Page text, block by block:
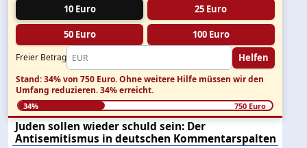
10 Euro
25 Euro
50 Euro 100 Euro
Freier Betrag Helfen
Stand: 34% von 750 Euro.Ohne weitere Hilfe müssen wir den
Umfang reduzieren.34% erreicht.
34% 750 Euro
Juden sollen wieder schuld sein: Der
Antisemitismus in deutschen Kommentarspalten